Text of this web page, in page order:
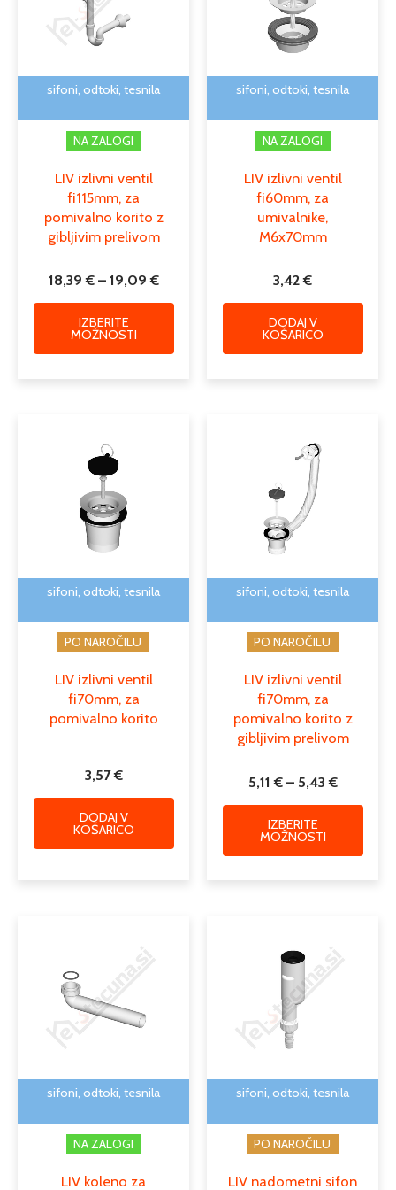
sifoni, odtoki, tesnila
NA ZALOGI
LIV izlivni ventil
fi115mm, za
pomivalno korito z
gibljivim prelivom
18,39€ – 19,09€
IZBERITE
MOŽNOSTI
izdelka
sifoni, odtoki, tesnila
NA ZALOGI
LIV izlivni ventil
fi60mm, za
umivalnike,
M6x70mm
3,42€
DODAJ V
KOŠARICO
sifoni, odtoki, tesnila
PO NAROČILU
LIV izlivni ventil
fi70mm, za
pomivalno korito
3,57€
DODAJ V
KOŠARICO
sifoni, odtoki, tesnila
PO NAROČILU
LIV izlivni ventil
fi70mm, za
pomivalno korito z
gibljivim prelivom
5,11€ – 5,43€
IZBERITE
MOŽNOSTI
sifoni, odtoki, tesnila
NA ZALOGI
LIV koleno za
sifoni, odtoki, tesnila
PO NAROČILU
LIV nadometni sifon